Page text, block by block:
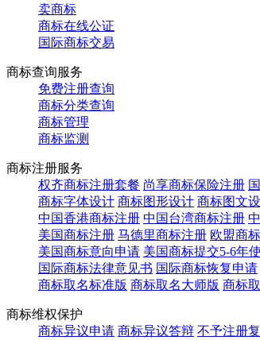
卖商标
商标在线公证
国际商标交易
商标查询服务
免费注册查询
商标分类查询
商标管理
商标监测
商标注册服务
权齐商标注册套餐 尚享商标保险注册
商标字体设计 商标图形设计 商标图文
中国香港商标注册 中国台湾商标注册
美国商标注册 马德里商标注册 欧盟商
美国商标意向申请 美国商标提交5-6年
国际商标法律意见书 国际商标恢复申请
商标取名标准版 商标取名大师版 商标
商标维权保护
商标异议申请 商标异议答辩 不予注册